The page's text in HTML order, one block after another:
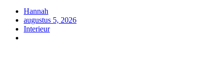
Hannah
augustus 5, 2026
Interieur